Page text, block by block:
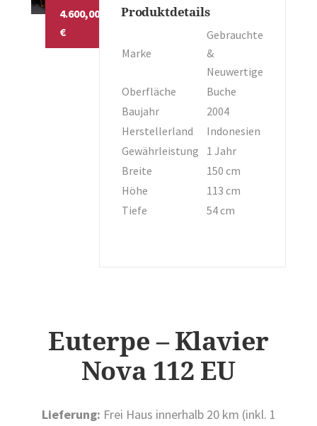
4.600,00
€
Produktdetails
Marke
Gebrauchte
&
Neuwertige
Oberfläche
Buche
Baujahr
2004
Herstellerland
Indonesien
Gewährleistung
1 Jahr
Breite
150 cm
Höhe
113 cm
Tiefe
54 cm
Euterpe – Klavier
Nova 112 EU
Lieferung: Frei Haus innerhalb 20 km (inkl. 1